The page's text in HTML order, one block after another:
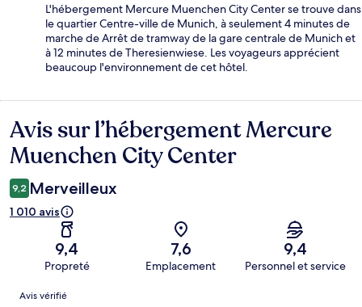
L'hébergement Mercure Muenchen City Center se trouve dans
le quartier Centre-ville de Munich, à seulement 4 minutes de
marche de Arrêt de tramway de la gare centrale de Munich et
à 12 minutes de Theresienwiese. Les voyageurs apprécient
beaucoup l'environnement de cet hôtel.
Avis
Avis sur l’hébergement Mercure
Muenchen City Center
9,2 Merveilleux
1 010 avis
9,4
Propreté
7,6
Emplacement
9,4
Personnel et service
Avis
Avis vérifié